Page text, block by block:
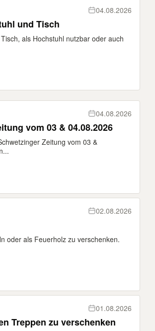
04.08.2026
und Tisch
als Hochstuhl nutzbar oder auch
04.08.2026
vom 03 & 04.08.2026
Zeitung vom 03 &
02.08.2026
oder als Feuerholz zu verschenken.
01.08.2026
Treppen zu verschenken